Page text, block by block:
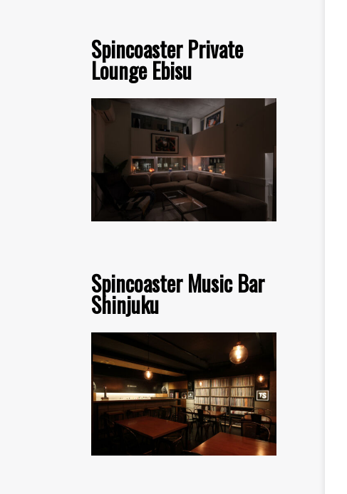
Spincoaster Private
Lounge Ebisu
Spincoaster Music Bar
Shinjuku